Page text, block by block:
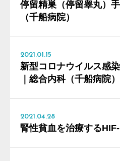
停留精巣（停留睾丸）
（千船病院）
2021.01.15
新型コロナウイルス感
｜総合内科（千船病院）
2021.04.28
腎性貧血を治療する